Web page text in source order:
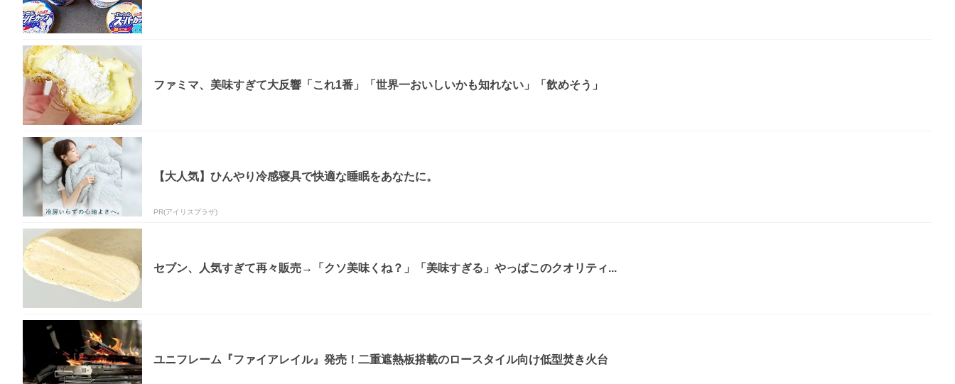
ファミマ、美味すぎて大反響「これ1番」「世界一おいしいかも知れない」「飲めそう」
【大人気】ひんやり冷感寝具で快適な睡眠をあなたに。
PR(アイリスプラザ)
セブン、人気すぎて再々販売→「クソ美味くね？」「美味すぎる」やっぱこのクオリティ...
ユニフレーム『ファイアレイル』発売！二重遮熱板搭載のロースタイル向け低型焚き火台